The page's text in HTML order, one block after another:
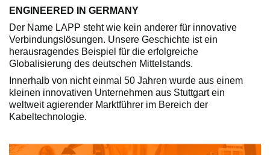
ENGINEERED IN GERMANY
Der Name LAPP steht wie kein anderer für innovative
Verbindungslösungen. Unsere Geschichte ist ein
herausragendes Beispiel für die erfolgreiche
Globalisierung des deutschen Mittelstands.
Innerhalb von nicht einmal 50 Jahren wurde aus einem
kleinen innovativen Unternehmen aus Stuttgart ein
weltweit agierender Marktführer im Bereich der
Kabeltechnologie.